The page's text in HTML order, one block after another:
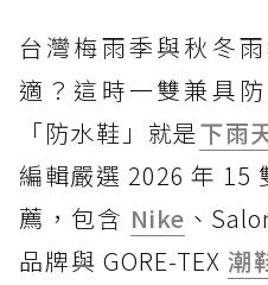
台灣梅雨季與秋冬
適？這時一雙兼具
「防水鞋」就是下雨
編輯嚴選 2026 年 15
薦，包含 Nike 、
品牌與 GORE-TEX 潮